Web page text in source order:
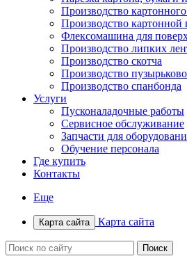
Производство
Производство картонной
Флексомашина для
Производство липких
Производство скотча
Производство
Производство спанбонда
Услуги
Пусконаладочные работы
Сервисное обслуживание
Запчасти для
Обучение персонала
Где купить
Контакты
Еще
Карта сайта Карта сайта